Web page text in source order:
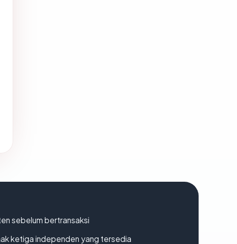
sebelum bertransaksi
ketiga independen yang tersedia